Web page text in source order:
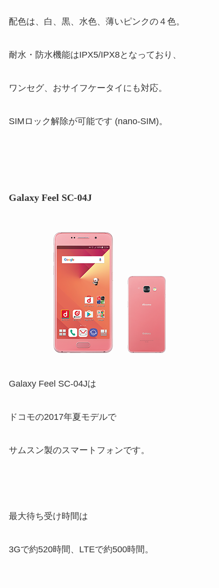
配色は、白、黒、水色、薄いピンクの４色。
耐水・防水機能はIPX5/IPX8となっており、
ワンセグ、おサイフケータイにも対応。
SIMロック解除が可能です (nano-SIM)。
Galaxy Feel SC-04J
Galaxy Feel SC-04Jは
ドコモの2017年夏モデルで
サムスン製のスマートフォンです。
最大待ち受け時間は
3Gで約520時間、LTEで約500時間。